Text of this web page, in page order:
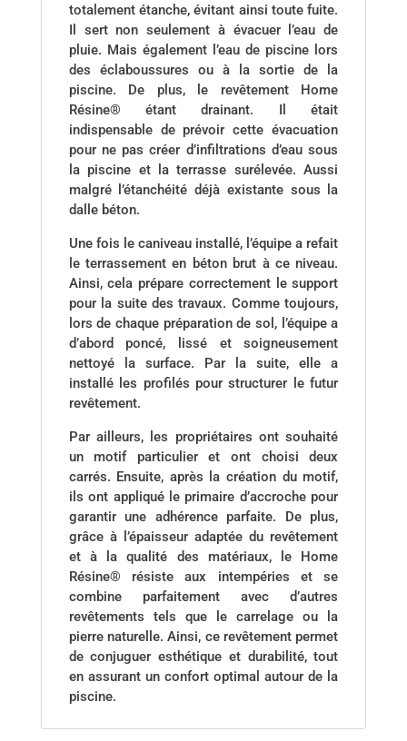
totalement étanche, évitant ainsi toute fuite.
Il sert non seulement à évacuer l’eau de
pluie. Mais également l’eau de piscine lors
des éclaboussures ou à la sortie de la
piscine. De plus, le revêtement Home
Résine® étant drainant. Il était
indispensable de prévoir cette évacuation
pour ne pas créer d’infiltrations d’eau sous
la piscine et la terrasse surélevée. Aussi
malgré l’étanchéité déjà existante sous la
dalle béton.
Une fois le caniveau installé, l’équipe a refait
le terrassement en béton brut à ce niveau.
Ainsi, cela prépare correctement le support
pour la suite des travaux. Comme toujours,
lors de chaque préparation de sol, l’équipe a
d’abord poncé, lissé et soigneusement
nettoyé la surface. Par la suite, elle a
installé les profilés pour structurer le futur
revêtement.
Par ailleurs, les propriétaires ont souhaité
un motif particulier et ont choisi deux
carrés. Ensuite, après la création du motif,
ils ont appliqué le primaire d’accroche pour
garantir une adhérence parfaite. De plus,
grâce à l’épaisseur adaptée du revêtement
et à la qualité des matériaux, le Home
Résine® résiste aux intempéries et se
combine parfaitement avec d’autres
revêtements tels que le carrelage ou la
pierre naturelle. Ainsi, ce revêtement permet
de conjuguer esthétique et durabilité, tout
en assurant un confort optimal autour de la
piscine.